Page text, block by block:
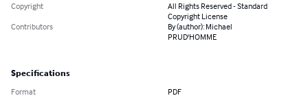
Copyright
All Rights Reserved - Standard
Copyright License
Contributors
By (author): Michael
PRUD'HOMME
Specifications
Format PDF